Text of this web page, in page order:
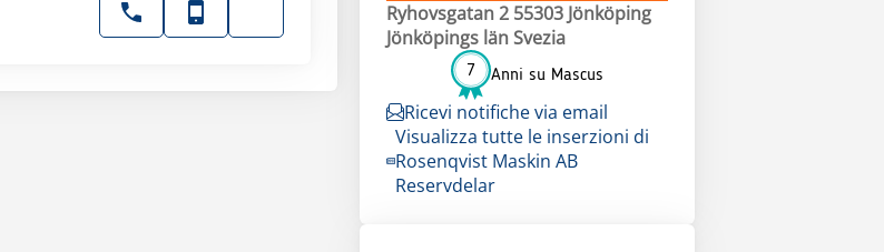
Ryhovsgatan 2 55303 Jönköping
Jönköpings län Svezia
7 Anni su Mascus
Ricevi notifiche via email
Visualizza tutte le inserzioni di
Rosenqvist Maskin AB
Reservdelar